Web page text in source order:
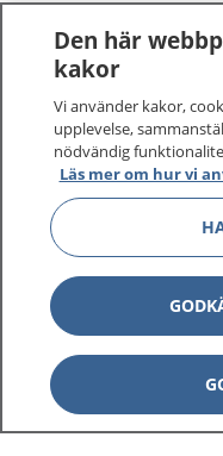
1177–tryggt
På 1177.se får du
sjukdomar och vilka
Logga in för att läsa
vårdärenden. Ring
sjukvårdsrådgivning
1177 ger dig råd när
Den här
kakor
Vi använder kakor,
upplevelse,
nödvändig
Läs mer om hur vi